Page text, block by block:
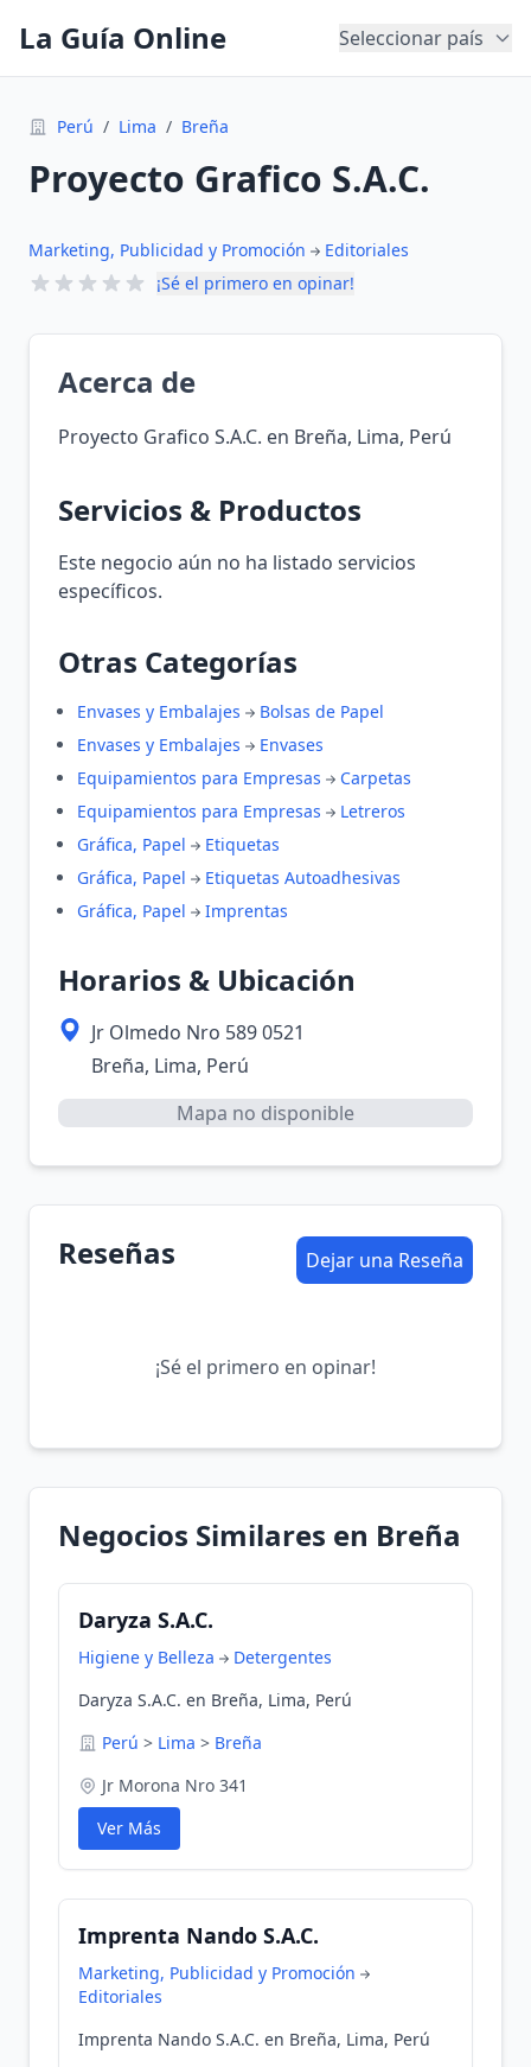
La Guía Online Seleccionar país
Perú / Lima / Breña
Proyecto Grafico S.A.C.
Marketing, Publicidad y Promoción
Editoriales
¡Sé el primero en opinar!
Acerca de
Proyecto Grafico S.A.C. en Breña, Lima, Perú
Servicios & Productos
Este negocio aún no ha listado servicios
específicos.
Otras Categorías
Envases y Embalajes
Bolsas de Papel
Envases y Embalajes
Envases
Equipamientos para Empresas
Carpetas
Equipamientos para Empresas
Letreros
Gráfica, Papel
Etiquetas
Gráfica, Papel
Etiquetas Autoadhesivas
Gráfica, Papel
Imprentas
Horarios & Ubicación
Jr Olmedo Nro 589 0521
Breña, Lima, Perú
Mapa no disponible
Reseñas Dejar una Reseña
¡Sé el primero en opinar!
Negocios Similares en Breña
Daryza S.A.C.
Higiene y Belleza
Detergentes
Daryza S.A.C. en Breña, Lima, Perú
Perú > Lima > Breña
Jr Morona Nro 341
Ver Más
Imprenta Nando S.A.C.
Marketing, Publicidad y Promoción
Editoriales
Imprenta Nando S.A.C. en Breña, Lima, Perú